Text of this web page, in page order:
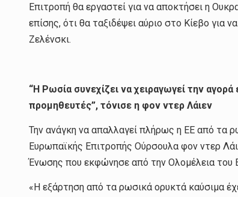
Επιτροπή θα εργαστεί για να αποκτήσει η
επίσης, ότι θα ταξιδέψει αύριο στο Κίεβο για
Ζελένσκι.
“H Ρωσία συνεχίζει να χειραγωγεί την
προμηθευτές”, τόνισε η φον ντερ Λάιεν
Την ανάγκη να απαλλαγεί πλήρως η ΕΕ από τα
Ευρωπαϊκής Επιτροπής Ούρσουλα φον ντερ
Ένωσης που εκφώνησε από την Ολομέλεια του
«Η εξάρτηση από τα ρωσικά ορυκτά καύσιμα